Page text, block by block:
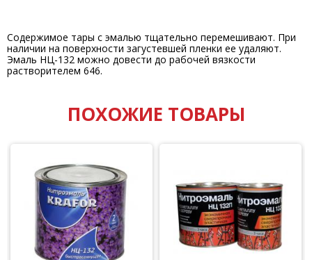
Содержимое тары с эмалью тщательно перемешивают. При
наличии на поверхности загустевшей пленки ее удаляют.
Эмаль НЦ-132 можно довести до рабочей вязкости
растворителем 646.
ПОХОЖИЕ ТОВАРЫ